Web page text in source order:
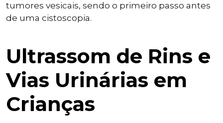
tumores vesicais, sendo o primeiro passo antes
de uma cistoscopia.
Ultrassom de Rins e
Vias Urinárias em
Crianças